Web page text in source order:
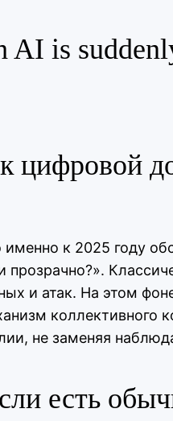
is
цифровой
к 2025 году
и атак. На этом
не заменяя
есть